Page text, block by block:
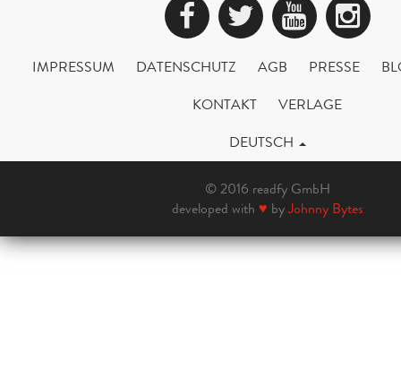
Facebook
Twitter
IMPRESSUM DATENSCHUTZ AGB PRESSE
KONTAKT
VERLAGE
DEUTSCH
© 2016 readfy GmbH
developed with ♥ byJohnny Bytes